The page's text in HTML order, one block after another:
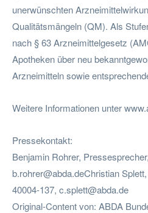
unerwünschten
Qualitätsmängeln (QM). Als
nach § 63 Arzneimittelgesetz
Apotheken über neu
Arzneimitteln sowie
Weitere Informationen unter
Pressekontakt:
Benjamin Rohrer,
b.rohrer@abda.deChristian
40004-137, c.splett@abda.de
Original-Content von: ABDA